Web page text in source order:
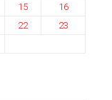
15
16
22
23